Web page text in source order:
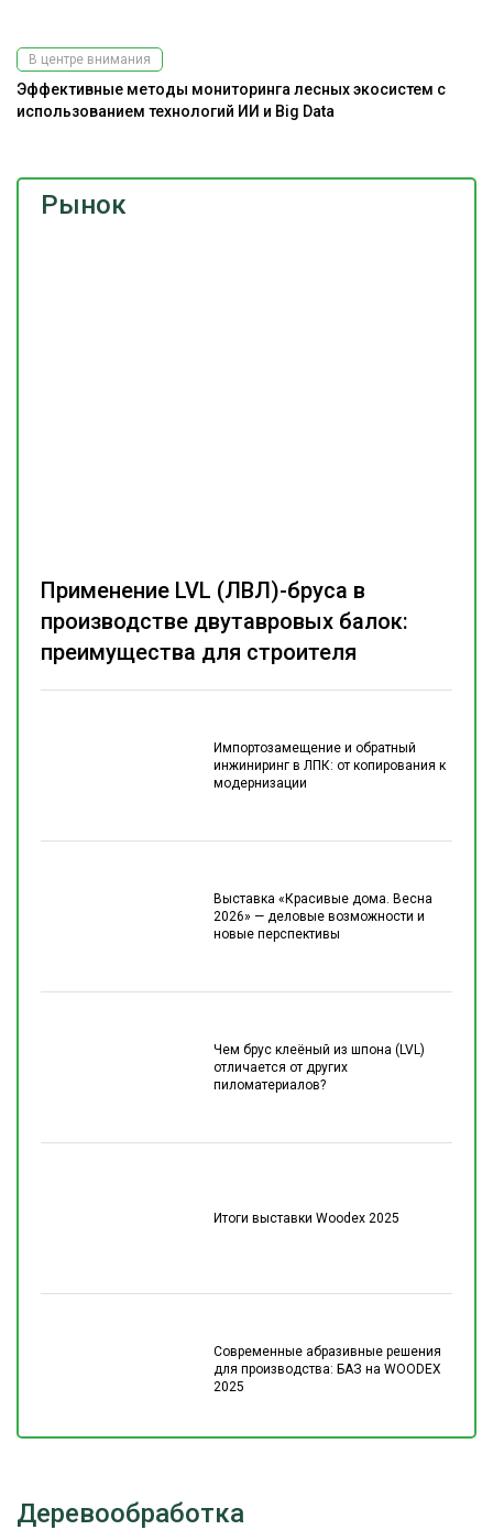
Рынок
Импортозамещение и обратный
инжиниринг в ЛПК: от копирования к
модернизации
Выставка «Красивые дома. Весна
2026» — деловые возможности и
новые перспективы
Чем брус клеёный из шпона (LVL)
отличается от других
пиломатериалов?
Итоги выставки Woodex 2025
Современные абразивные решения
для производства: БАЗ на WOODEX
2025
Применение LVL (ЛВЛ)-бруса в
производстве двутавровых балок:
преимущества для строителя
В центре внимания
Эффективные методы мониторинга лесных экосистем с
использованием технологий ИИ и Big Data
Деревообработка